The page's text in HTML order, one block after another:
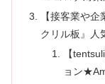
【接客業や
クリル板』人
【
ョン